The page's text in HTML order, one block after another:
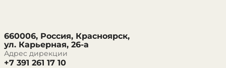
660006, Россия, Красноярск,
ул. Карьерная, 26-а
Адрес дирекции
+7 391 261 17 10